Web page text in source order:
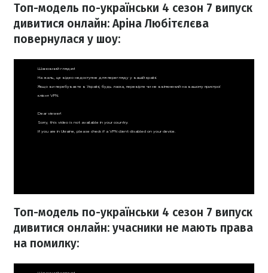
Топ-модель по-українськи 4 сезон 7 випуск
дивитися онлайн: Аріна Любітєлєва
повернулася у шоу:
Топ-модель по-українськи 4 сезон 7 випуск
дивитися онлайн: учасники не мають права
на помилку: